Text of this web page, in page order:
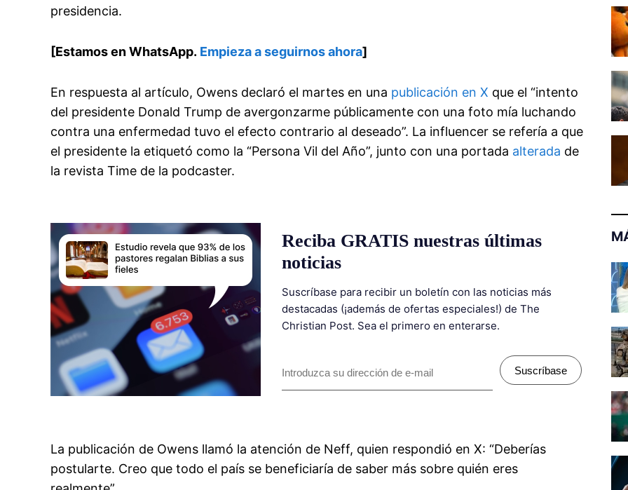
presidencia.
[Estamos en WhatsApp. Empieza a seguirnos ahora]
En respuesta al artículo, Owens declaró el martes en una publicación en X que el “intento
del presidente Donald Trump de avergonzarme públicamente con una foto mía luchando
contra una enfermedad tuvo el efecto contrario al deseado”. La influencer se refería a que
el presidente la etiquetó como la “Persona Vil del Año”, junto con una portada alterada de
la revista Time de la podcaster.
Reciba GRATIS nuestras últimas
noticias
Suscríbase para recibir un boletín con las noticias más
destacadas (¡además de ofertas especiales!) de The
Christian Post. Sea el primero en enterarse.
Suscríbase
La publicación de Owens llamó la atención de Neff, quien respondió en X: “Deberías
postularte. Creo que todo el país se beneficiaría de saber más sobre quién eres